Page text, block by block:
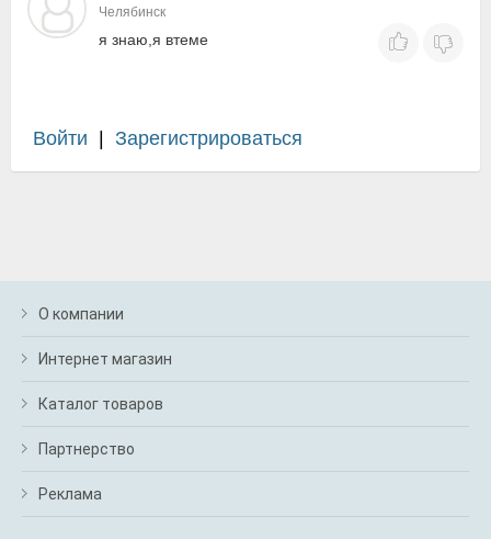
Челябинск
я знаю,я втеме
Войти Зарегистрироваться
О компании
Интернет магазин
Каталог товаров
Партнерство
Реклама